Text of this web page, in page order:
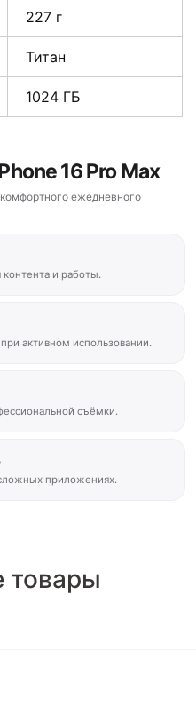
227 г
Титан
1024 ГБ
16 Pro Max
ежедневного
и работы.
активном использовании.
съёмки.
приложениях.
товары